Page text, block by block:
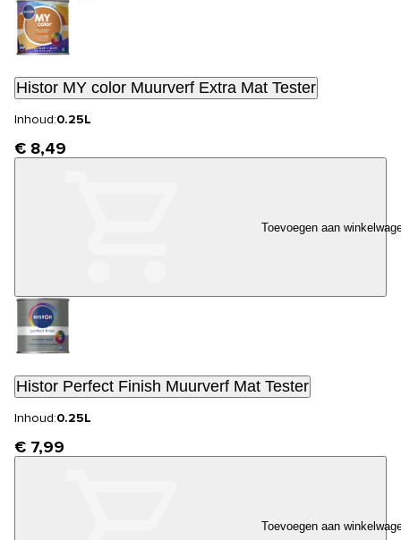
Histor MY color Muurverf Extra Mat Tester
Inhoud:0.25L
€ 8,49
Toevoegen aan
Histor Perfect Finish Muurverf Mat Tester
Inhoud:0.25L
€ 7,99
Toevoegen aan